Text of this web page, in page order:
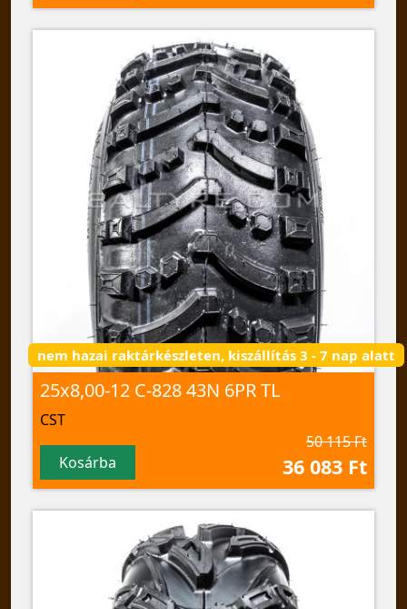
nem hazai raktárkészleten, kiszállítás 3 - 7 nap alatt
25x8,00-12 C-828 43N 6PR TL
CST
Kosárba
50 115 Ft
36 083 Ft